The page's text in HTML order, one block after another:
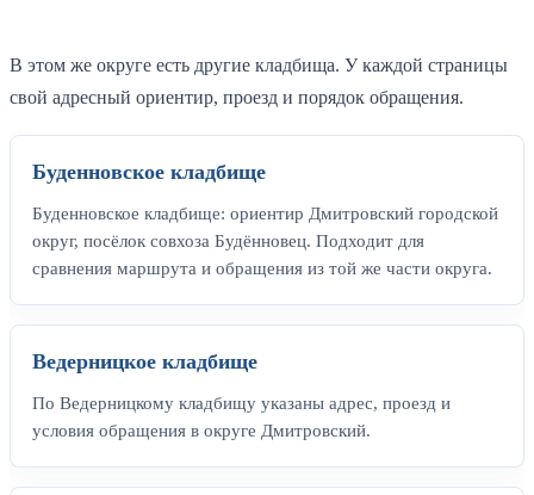
В этом же округе есть другие кладбища. У каждой страницы
свой адресный ориентир, проезд и порядок обращения.
Буденновское кладбище
Буденновское кладбище: ориентир Дмитровский городской
округ, посёлок совхоза Будённовец. Подходит для
сравнения маршрута и обращения из той же части округа.
Ведерницкое кладбище
По Ведерницкому кладбищу указаны адрес, проезд и
условия обращения в округе Дмитровский.